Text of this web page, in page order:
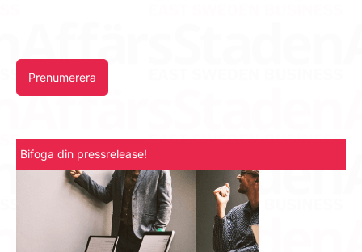
Prenumerera
Bifoga din pressrelease!